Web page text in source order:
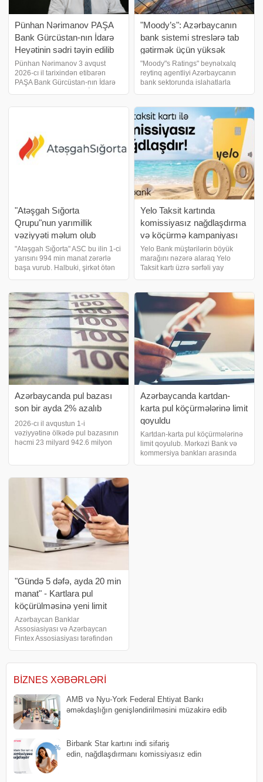
Pünhan Nərimanov PAŞA
Bank Gürcüstan-nın İdarə
Heyətinin sədri təyin edilib
Pünhan Nərimanov 3 avqust
2026-cı il tarixindən etibarən
PAŞA Bank Gürcüstan-nın İdarə
"Moody’s": Azərbaycanın
bank sistemi streslərə tab
gətirmək üçün yüksək
likvidliyə malikdir
"Moody"s Ratings" beynəlxalq
reytinq agentliyi Azərbaycanın
bank sektorunda islahatlarla
keyfiyyətinin yaxşılaşmasına və
bankların mümkün zərərlər
"Atəşgah Sığorta
Qrupu"nun yarımillik
vəziyyəti məlum olub
"Atəşgah Sığorta" ASC bu ilin 1-ci
yarısını 994 min manat zərərlə
başa vurub. Halbuki, şirkət ötən
çıxmışdı. Şirkətin maliyyə
hesabatına görə, yanvar-iyu
Yelo Taksit kartında
komissiyasız nağdlaşdırma
və köçürmə kampaniyası
uzadıldı
Yelo Bank müştərilərin böyük
marağını nəzərə alaraq Yelo
Taksit kartı üzrə sərfəli yay
genişləndirdi!. 14 avqust
tarixinədək Yelo Taksit kartının
kredit xəttindən istifad
​Azərbaycanda pul bazası
son bir ayda 2% azalıb
2026-cı il avqustun 1-i
vəziyyətinə ölkədə pul bazasının
həcmi 23 milyard 942.6 milyon
ayı ilə müqayisədə pul bazasında
Azərbaycanda kartdan-
karta pul köçürmələrinə limit
qoyuldu
Kartdan-karta pul köçürmələrinə
limit qoyulub. Mərkəzi Bank və
kommersiya bankları arasında
"Gündə 5 dəfə, ayda 20 min
manat" - Kartlara pul
köçürülməsinə yeni limit
barədə AÇIQLAMA
Azərbaycan Banklar
Assosiasiyası və Azərbaycan
Fintex Assosiasiyası tərəfindən
minimal faiz dərəcəsi ilə nağd
kredit 9.9%-dən
BIZNES XƏBƏRLƏRI
AMB və Nyu-York Federal Ehtiyat Bankı
əməkdaşlığın genişləndirilməsini müzakirə edib
Birbank Star kartını indi sifariş
edin, nağdlaşdırmanı komissiyasız edin